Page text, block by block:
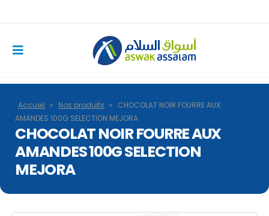
Accueil » Nos produits » CHOCOLAT NOIR FOURRE AUX
AMANDES 100G SELECTION MEJORA
CHOCOLAT NOIR FOURRE AUX
AMANDES 100G SELECTION
MEJORA